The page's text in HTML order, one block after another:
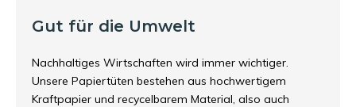
Gut für die Umwelt
Nachhaltiges Wirtschaften wird immer wichtiger.
Unsere Papiertüten bestehen aus hochwertigem
Kraftpapier und recycelbarem Material, also auch